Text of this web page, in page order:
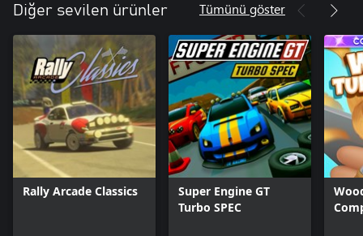
Diğer sevilen ürünler Tümünü göster
Rally Arcade Classics
Super Engine GT
Turbo SPEC